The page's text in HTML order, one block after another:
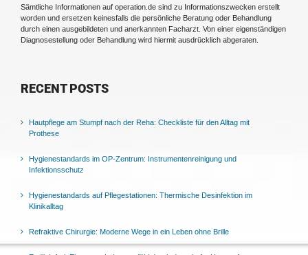
Sämtliche Informationen auf operation.de sind zu Informationszwecken erstellt
worden und ersetzen keinesfalls die persönliche Beratung oder Behandlung
durch einen ausgebildeten und anerkannten Facharzt. Von einer eigenständigen
Diagnosestellung oder Behandlung wird hiermit ausdrücklich abgeraten.
RECENT POSTS
Hautpflege am Stumpf nach der Reha: Checkliste für den Alltag mit
Prothese
Hygienestandards im OP-Zentrum: Instrumentenreinigung und
Infektionsschutz
Hygienestandards auf Pflegestationen: Thermische Desinfektion im
Klinikalltag
Refraktive Chirurgie: Moderne Wege in ein Leben ohne Brille